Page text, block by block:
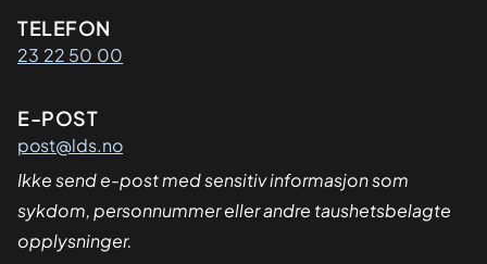
Kontaktinformasjon
TELEFON
23 22 50 00
E-POST
post@lds.no
Ikke send e-post med sensitiv informasjon som
sykdom, personnummer eller andre taushetsbelagte
opplysninger.